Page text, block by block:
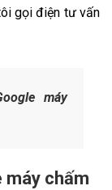
gọi điện tư vấn
máy
máy chấm